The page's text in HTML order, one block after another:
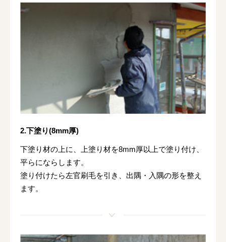
2.下塗り(8mm厚)
下塗り材の上に、上塗り材を8mm厚以上で塗り付け、
平らにならします。
塗り付けたら左官刷毛を引き、出隅・入隅の形を整え
ます。